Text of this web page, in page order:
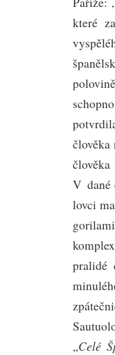
které
V dané
lovci
pralidé
„Celé